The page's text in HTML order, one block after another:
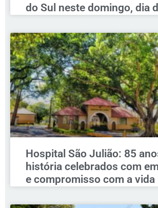
do Sul neste domingo, dia
Hospital São Julião: 85
história celebrados com
e compromisso com a vida